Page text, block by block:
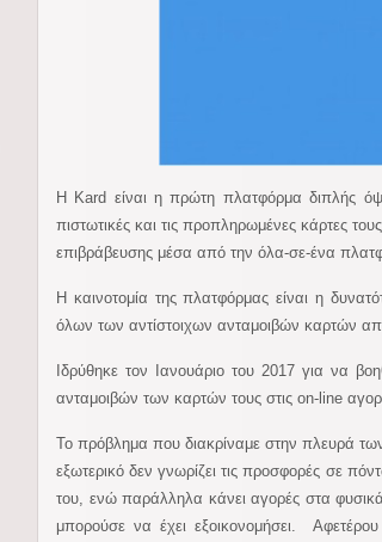
Η Kard είναι η πρώτη πλατφόρμα διπλής
πιστωτικές και τις προπληρωμένες κάρτες
επιβράβευσης μέσα από την όλα-σε-ένα
Η καινοτομία της πλατφόρμας είναι η
όλων των αντίστοιχων ανταμοιβών καρτών
Ιδρύθηκε τον Ιανουάριο του 2017 για να
ανταμοιβών των καρτών τους στις on-line
Το πρόβλημα που διακρίναμε στην πλευρά
εξωτερικό δεν γνωρίζει τις προσφορές σε
του, ενώ παράλληλα κάνει αγορές στα
μπορούσε να έχει εξοικονομήσει.